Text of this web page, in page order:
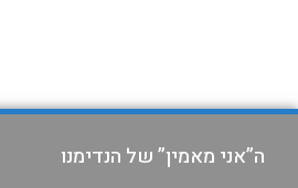
ה”אני מאמין” של הנדימנו